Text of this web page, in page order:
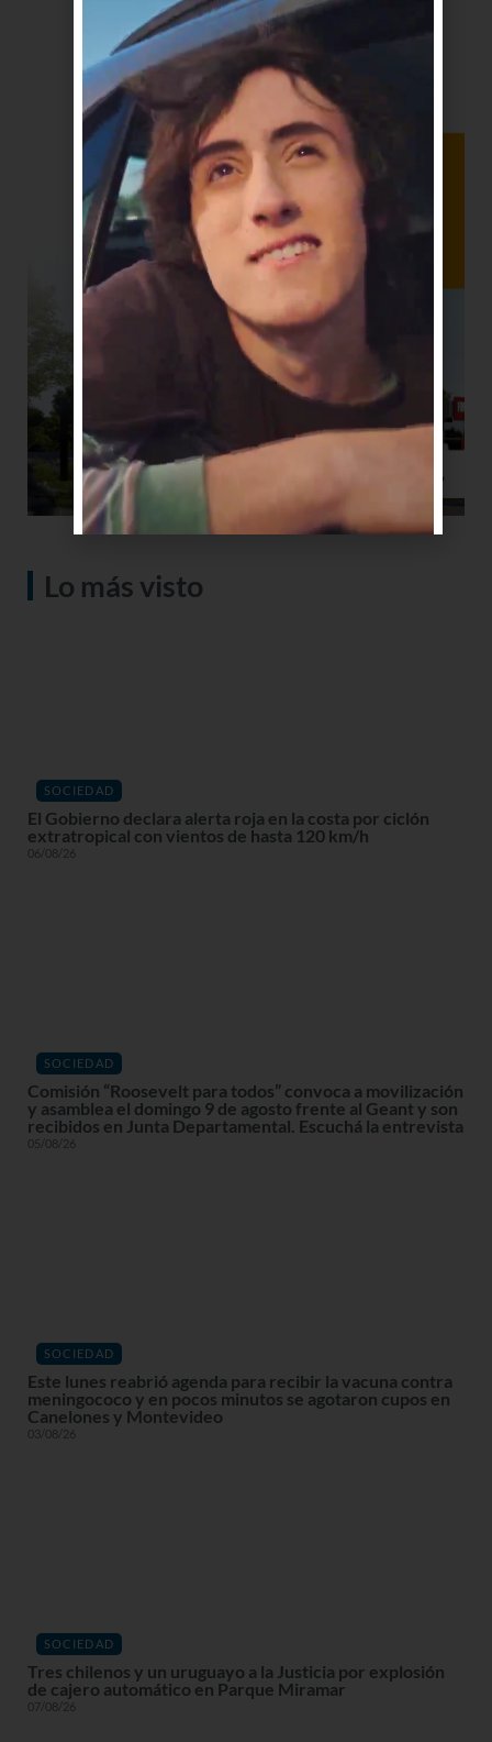
Lo más visto
SOCIEDAD
El Gobierno declara alerta roja en la costa por ciclón
extratropical con vientos de hasta 120 km/h
06/08/26
SOCIEDAD
Comisión “Roosevelt para todos” convoca a movilización
y asamblea el domingo 9 de agosto frente al Geant y son
recibidos en Junta Departamental. Escuchá la entrevista
05/08/26
SOCIEDAD
Este lunes reabrió agenda para recibir la vacuna contra
meningococo y en pocos minutos se agotaron cupos en
Canelones y Montevideo
03/08/26
SOCIEDAD
Tres chilenos y un uruguayo a la Justicia por explosión
de cajero automático en Parque Miramar
07/08/26